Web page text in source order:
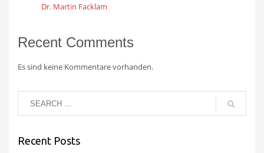
Dr. Martin Facklam
Recent Comments
Es sind keine Kommentare vorhanden.
Recent Posts